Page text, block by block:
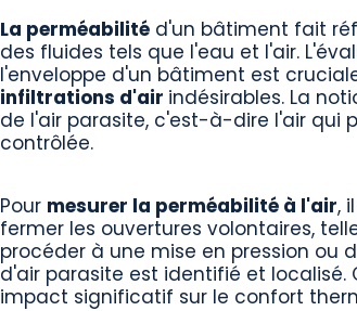
La perméabilité d'un bâtiment fait
des fluides tels que l'eau et l'air.
l'enveloppe d'un bâtiment est
infiltrations d'air indésirables. La
de l'air parasite, c'est-à-dire l'air qui
contrôlée.
Pour mesurer la perméabilité à l'air,
fermer les ouvertures volontaires,
procéder à une mise en pression ou
d'air parasite est identifié et localisé.
impact significatif sur le confort